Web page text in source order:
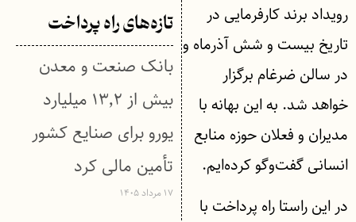
رویداد برند کارفرمایی در
تاریخ بیست و شش آذرماه و
در سالن ضرغام برگزار
خواهد شد. به این بهانه با
مدیران و فعلان حوزه منابع
انسانی گفت‌وگو کرده‌ایم.
در این راستا راه پرداخت با
تازه‌های راه پرداخت
بانک صنعت و معدن
بیش از ۱۳٬۲ میلیارد
یورو برای صنایع کشور
تأمین مالی کرد
۱۷ مرداد ۱۴۰۵